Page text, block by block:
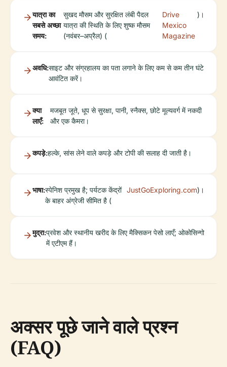
यात्रा का
सबसे अच्छा
समय:
सुखद मौसम और सुरक्षित लंबी पैदल
यात्रा की स्थिति के लिए शुष्क मौसम
(नवंबर–अप्रैल) (
Drive
Mexico
Magazine
)।
अवधि:साइट और संग्रहालय का पता लगाने के लिए कम से कम तीन घंटे
आवंटित करें।
क्या
लाएँ:
मजबूत जूते, धूप से सुरक्षा, पानी, स्नैक्स, छोटे मूल्यवर्ग में नकदी
और एक कैमरा।
कपड़े:हल्के, सांस लेने वाले कपड़े और टोपी की सलाह दी जाती है।
भाषा:स्पेनिश प्रमुख है; पर्यटक केंद्रों
के बाहर अंग्रेजी सीमित है (
JustGoExploring.com)।
मुद्रा:प्रवेश और स्थानीय खरीद के लिए मैक्सिकन पेसो लाएँ; ओकोसिन्गो
में एटीएम हैं।
अक्सर पूछे जाने वाले प्रश्न
(FAQ)